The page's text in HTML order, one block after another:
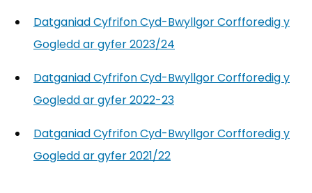
Datganiad Cyfrifon Cyd-Bwyllgor Corfforedig y
Gogledd ar gyfer 2023/24
Datganiad Cyfrifon Cyd-Bwyllgor Corfforedig y
Gogledd ar gyfer 2022-23
Datganiad Cyfrifon Cyd-Bwyllgor Corfforedig y
Gogledd ar gyfer 2021/22